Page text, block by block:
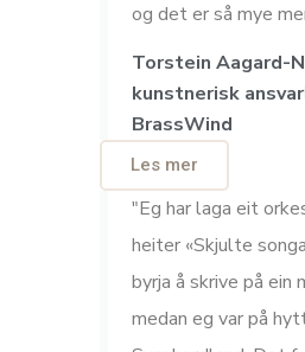
og det er så mye
Torstein Aagard-
kunstnerisk
BrassWind
Les mer
"Eg har laga eit
heiter «Skjulte
byrja å skrive på ein
medan eg var på